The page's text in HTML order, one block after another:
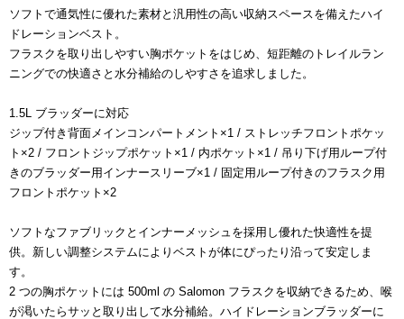
ソフトで通気性に優れた素材と汎用性の高い収納スペースを備えたハイ
ドレーションベスト。
フラスクを取り出しやすい胸ポケットをはじめ、短距離のトレイルラン
ニングでの快適さと水分補給のしやすさを追求しました。
1.5L ブラッダーに対応
ジップ付き背面メインコンパートメント×1 / ストレッチフロントポケッ
ト×2 / フロントジップポケット×1 / 内ポケット×1 / 吊り下げ用ループ付
きのブラッダー用インナースリーブ×1 / 固定用ループ付きのフラスク用
フロントポケット×2
ソフトなファブリックとインナーメッシュを採用し優れた快適性を提
供。新しい調整システムによりベストが体にぴったり沿って安定しま
す。
2 つの胸ポケットには 500ml の Salomon フラスクを収納できるため、喉
が渇いたらサッと取り出して水分補給。ハイドレーションブラッダーに